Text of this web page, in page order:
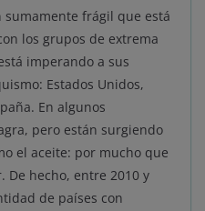
sumamente frágil que está
los grupos de extrema
imperando a sus
Estados Unidos,
En algunos
pero están surgiendo
el aceite: por mucho que
De hecho, entre 2010 y
de países con